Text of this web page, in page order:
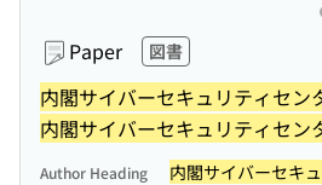
Paper 図書
内閣サイバーセキュリティセン
内閣サイバーセキュリティセン
Author Heading 内閣サイバーセキ